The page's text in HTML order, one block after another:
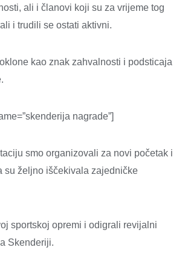
ali i članovi koji su za vrijeme tog
i trudili se ostati aktivni.
kao znak zahvalnosti i podsticaja
nagrade”]
smo organizovali za novi početak i
su željno iščekivala zajedničke
sportskoj opremi i odigrali revijalni
Skenderiji.